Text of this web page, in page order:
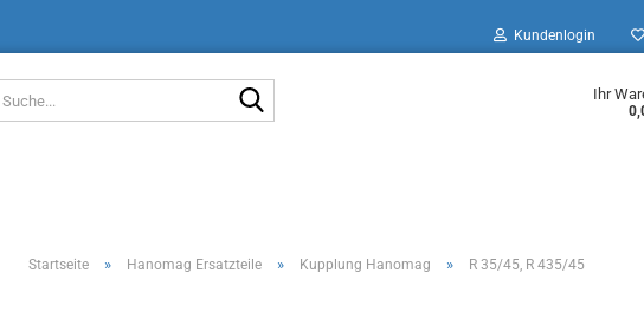
Kundenlogin
Ihr
Startseite » Hanomag Ersatzteile » Kupplung Hanomag » R 35/45, R 435/45